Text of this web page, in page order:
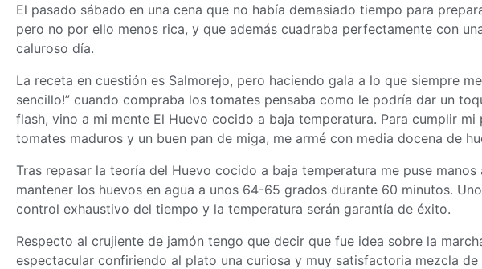
El pasado sábado en una cena que no había demasiado tiempo para
pero no por ello menos rica, y que además cuadraba perfectamente con
caluroso día.
La receta en cuestión es Salmorejo, pero haciendo gala a lo que siempre
sencillo!” cuando compraba los tomates pensaba como le podría dar un
flash, vino a mi mente El Huevo cocido a baja temperatura. Para cumplir
tomates maduros y un buen pan de miga, me armé con media docena de
Tras repasar la teoría del Huevo cocido a baja temperatura me puse
mantener los huevos en agua a unos 64-65 grados durante 60 minutos.
control exhaustivo del tiempo y la temperatura serán garantía de éxito.
Respecto al crujiente de jamón tengo que decir que fue idea sobre la
espectacular confiriendo al plato una curiosa y muy satisfactoria mezcla de